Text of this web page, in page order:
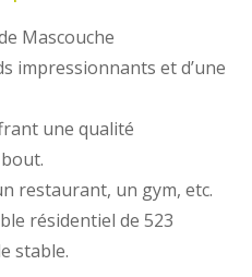
Mascouche
impressionnants et d’une
une qualité
restaurant, un gym, etc.
résidentiel de 523
stable.